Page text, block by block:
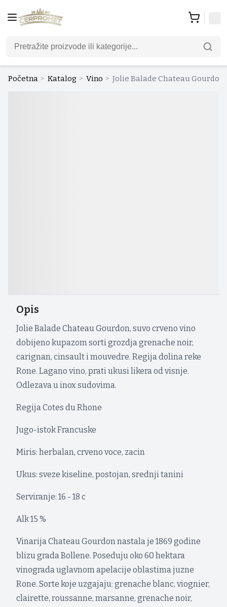
Početna > Katalog > Vino > Jolie Balade Chateau Gourdon
Opis
Jolie Balade Chateau Gourdon, suvo crveno vino
dobijeno kupazom sorti grozdja grenache noir,
carignan, cinsault i mouvedre. Regija dolina reke
Rone. Lagano vino, prati ukusi likera od visnje.
Odlezava u inox sudovima.
Regija Cotes du Rhone
Jugo-istok Francuske
Miris: herbalan, crveno voce, zacin
Ukus: sveze kiseline, postojan, srednji tanini
Serviranje: 16 - 18 c
Alk 15 %
Vinarija Chateau Gourdon nastala je 1869 godine
blizu grada Bollene. Poseduju oko 60 hektara
vinograda uglavnom apelacije oblastimajuzne
Rone. Sorte koje uzgajaju: grenache blanc, viognier,
clairette, roussanne, marsanne, grenache noir,